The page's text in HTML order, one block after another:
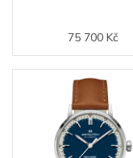
75 700 Kč